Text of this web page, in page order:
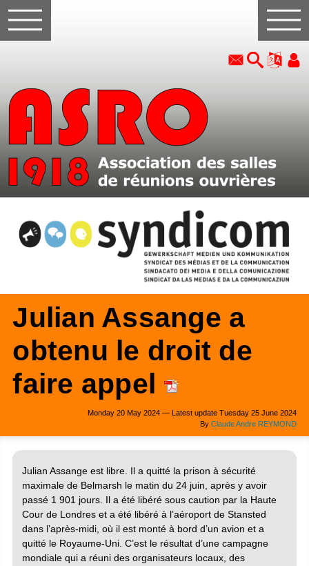
Julian Assange a
obtenu le droit de
faire appel
Monday 20 May 2024 — Latest update Tuesday 25 June 2024
By Claude Andre REYMOND
Julian Assange est libre. Il a quitté la prison à sécurité
maximale de Belmarsh le matin du 24 juin, après y avoir
passé 1 901 jours. Il a été libéré sous caution par la Haute
Cour de Londres et a été libéré à l’aéroport de Stansted
dans l’après-midi, où il est monté à bord d’un avion et a
quitté le Royaume-Uni. C’est le résultat d’une campagne
mondiale qui a réuni des organisateurs locaux, des